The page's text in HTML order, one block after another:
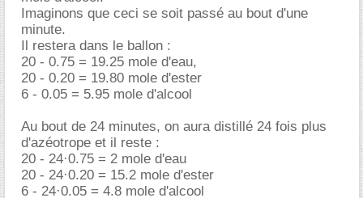
Imaginons que ceci se soit passé au bout d'une
minute.
Il restera dans le ballon :
20 - 0.75 = 19.25 mole d'eau,
20 - 0.20 = 19.80 mole d'ester
6 - 0.05 = 5.95 mole d'alcool
Au bout de 24 minutes, on aura distillé 24 fois plus
d'azéotrope et il reste :
20 - 24·0.75 = 2 mole d'eau
20 - 24·0.20 = 15.2 mole d'ester
6 - 24·0.05 = 4.8 mole d'alcool